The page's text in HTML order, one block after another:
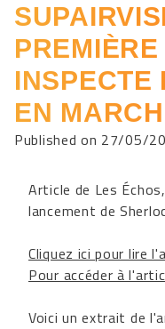
INSPECTE
EN
Published on 27/05/
Article de Les
lancement de
Cliquez ici pour lire
Pour accéder à
Voici un extrait de